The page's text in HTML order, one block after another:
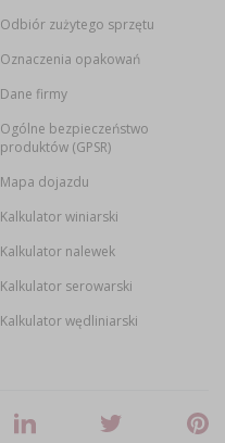
Odbiór zużytego sprzętu
Oznaczenia opakowań
Dane firmy
Ogólne bezpieczeństwo
produktów (GPSR)
Mapa dojazdu
Kalkulator winiarski
Kalkulator nalewek
Kalkulator serowarski
Kalkulator wędliniarski